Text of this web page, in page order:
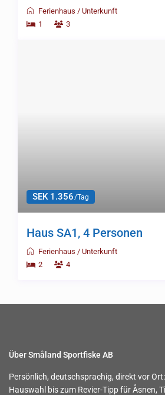
Ferienhaus /Unterkunft
1
3
SEK 1.356/Tag
Haus SA1, 4 Personen
Ferienhaus /Unterkunft
2
4
Über Småland Sportfiske AB
Persönlich, deutschsprachig, direkt vor
Hauswahl bis zum Revier-Tipp für Åsnen,